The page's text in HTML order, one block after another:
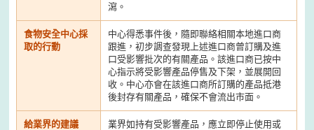
瀉。
食物安全中心採
取的行動
中心得悉事件後，隨即聯絡相關本地進口商
跟進，初步調查發現上述進口商曾訂購及進
口受影響批次的有關產品。該進口商已按中
心指示將受影響產品停售及下架，並展開回
收。中心亦會在該進口商所訂購的產品抵港
後封存有關產品，確保不會流出市面。
給業界的建議
業界如持有受影響產品，應立即停止使用或